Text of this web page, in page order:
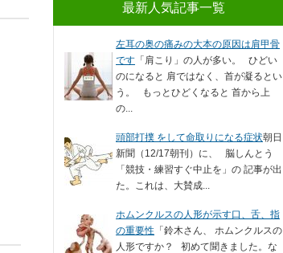
最新人気記事一覧
左耳の奥の痛みの大本の原因は肩甲骨
です 「肩こり」の人が多い。 ひどい
のになると 肩ではなく、首が凝るとい
う。 もっとひどくなると 首から上
の...
頭部打撲 をして命取りになる症状朝日
新聞（12/17朝刊）に、 脳しんとう
「競技・練習すぐ中止を」の 記事が出
た。これは、大賛成...
ホムンクルスの人形が示す口、舌、指
の重要性 「鈴木さん、 ホムンクルスの
人形ですか？ 初めて聞きました。な